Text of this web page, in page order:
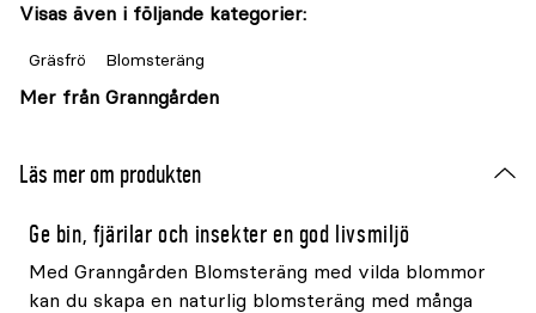
Visas även i följande kategorier:
Gräsfrö Blomsteräng
Mer från Granngården
Läs mer om produkten
Ge bin, fjärilar och insekter en god livsmiljö
Med Granngården Blomsteräng med vilda blommor
kan du skapa en naturlig blomsteräng med många